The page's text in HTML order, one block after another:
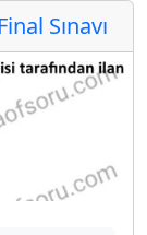
Sınavı